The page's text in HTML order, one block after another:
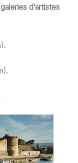
galeries d’artistes